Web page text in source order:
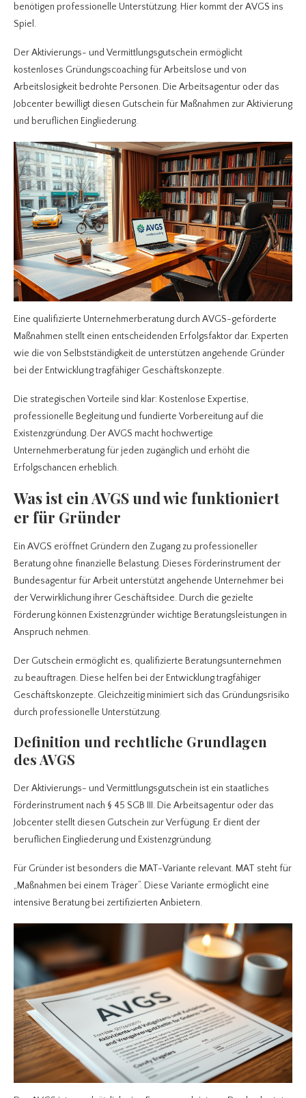
benötigen professionelle Unterstützung. Hier kommt der AVGS ins
Spiel.
Der Aktivierungs- und Vermittlungsgutschein ermöglicht
kostenloses Gründungscoaching für Arbeitslose und von
Arbeitslosigkeit bedrohte Personen. Die Arbeitsagentur oder das
Jobcenter bewilligt diesen Gutschein für Maßnahmen zur Aktivierung
und beruflichen Eingliederung.
Eine qualifizierte Unternehmerberatung durch AVGS-geförderte
Maßnahmen stellt einen entscheidenden Erfolgsfaktor dar. Experten
wie die von Selbstständigkeit.de unterstützen angehende Gründer
bei der Entwicklung tragfähiger Geschäftskonzepte.
Die strategischen Vorteile sind klar: Kostenlose Expertise,
professionelle Begleitung und fundierte Vorbereitung auf die
Existenzgründung. Der AVGS macht hochwertige
Unternehmerberatung für jeden zugänglich und erhöht die
Erfolgschancen erheblich.
Was ist ein AVGS und wie funktioniert
er für Gründer
Ein AVGS eröffnet Gründern den Zugang zu professioneller
Beratung ohne finanzielle Belastung. Dieses Förderinstrument der
Bundesagentur für Arbeit unterstützt angehende Unternehmer bei
der Verwirklichung ihrer Geschäftsidee. Durch die gezielte
Förderung können Existenzgründer wichtige Beratungsleistungen in
Anspruch nehmen.
Der Gutschein ermöglicht es, qualifizierte Beratungsunternehmen
zu beauftragen. Diese helfen bei der Entwicklung tragfähiger
Geschäftskonzepte. Gleichzeitig minimiert sich das Gründungsrisiko
durch professionelle Unterstützung.
Definition und rechtliche Grundlagen
des AVGS
Der Aktivierungs- und Vermittlungsgutschein ist ein staatliches
Förderinstrument nach § 45 SGB III. Die Arbeitsagentur oder das
Jobcenter stellt diesen Gutschein zur Verfügung. Er dient der
beruflichen Eingliederung und Existenzgründung.
Für Gründer ist besonders die MAT-Variante relevant. MAT steht für
„Maßnahmen bei einem Träger“. Diese Variante ermöglicht eine
intensive Beratung bei zertifizierten Anbietern.